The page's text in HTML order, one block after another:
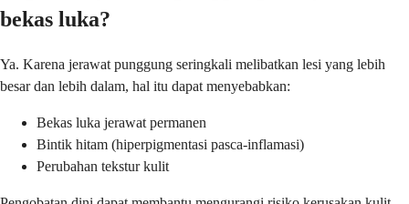
bekas luka?
Ya. Karena jerawat punggung seringkali melibatkan lesi yang lebih
besar dan lebih dalam, hal itu dapat menyebabkan:
Bekas luka jerawat permanen
Bintik hitam (hiperpigmentasi pasca-inflamasi)
Perubahan tekstur kulit